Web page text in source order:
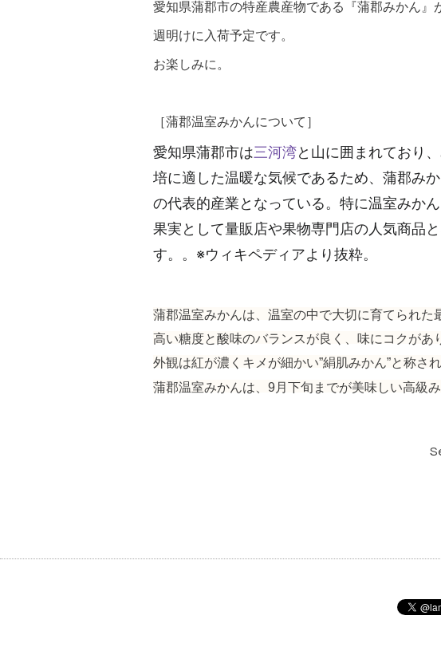
愛知県蒲郡市の特産農産物である『蒲郡みかん』
週明けに入荷予定です。
お楽しみに。
［蒲郡温室みかんについて］
愛知県蒲郡市は三河湾と山に囲まれており
培に適した温暖な気候であるため、蒲郡み
の代表的産業となっている。特に温室みか
果実として量販店や果物専門店の人気商品
す。 。※ウィキペディアより抜粋。
蒲郡温室みかんは、温室の中で大切に育てられた
高い糖度と酸味のバランスが良く、味にコクがあ
外観は紅が濃くキメが細かい”絹肌みかん”と称され
蒲郡温室みかんは、9月下旬までが美味しい高級み